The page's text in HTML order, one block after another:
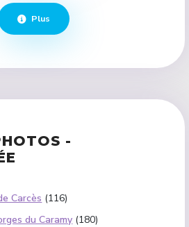
Plus
-
Carcès (116)
du Caramy (180)